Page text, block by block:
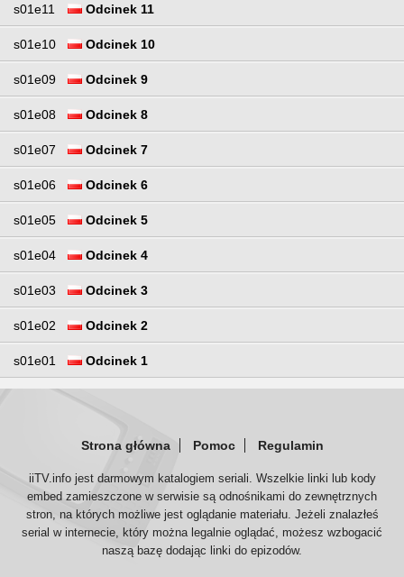
s01e11 Odcinek 11
s01e10 Odcinek 10
s01e09 Odcinek 9
s01e08 Odcinek 8
s01e07 Odcinek 7
s01e06 Odcinek 6
s01e05 Odcinek 5
s01e04 Odcinek 4
s01e03 Odcinek 3
s01e02 Odcinek 2
s01e01 Odcinek 1
Strona główna Pomoc Regulamin
iiTV.info jest darmowym katalogiem seriali. Wszelkie linki lub kody
embed zamieszczone w serwisie są odnośnikami do zewnętrznych
stron, na których możliwe jest oglądanie materiału. Jeżeli znalazłeś
serial w internecie, który można legalnie oglądać, możesz wzbogacić
naszą bazę dodając linki do epizodów.